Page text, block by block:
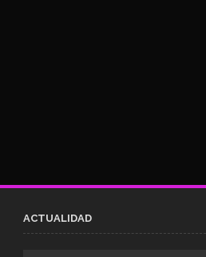
ACTUALIDAD